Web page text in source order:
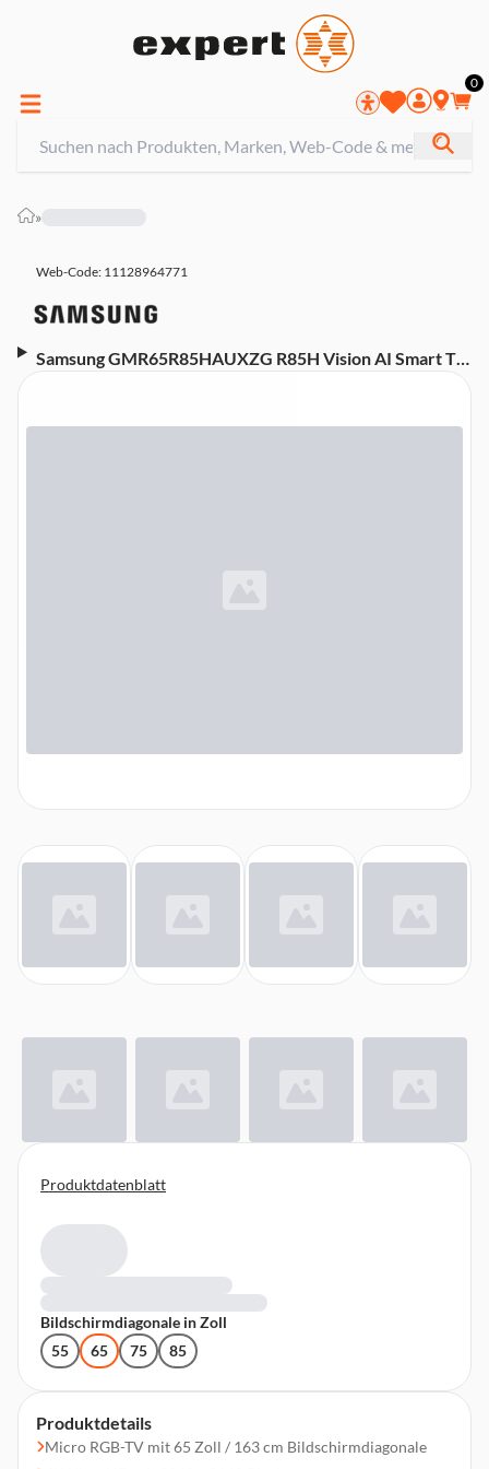
0
»
Web-Code: 11128964771
Samsung GMR65R85HAUXZG R85H Vision AI Smart TV
Aufnahmefunktion, Ambilight, Dolby Atmos, 144 Hz,
Produktdetails
Micro RGB-TV mit 65 Zoll / 163 cm Bildschirmdiagonale
Produktdatenblatt
Bildschirmdiagonale in Zoll
55
65 75 85